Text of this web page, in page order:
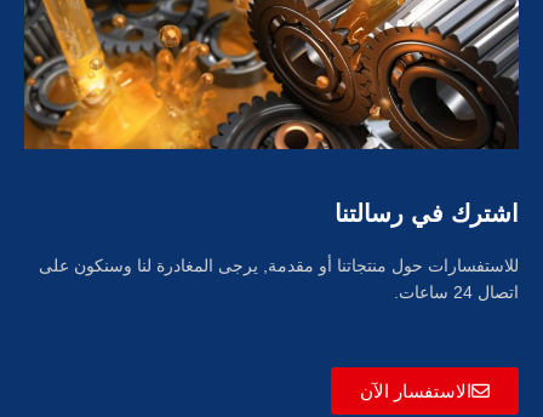
اشترك في رسالتنا
للاستفسارات حول منتجاتنا أو مقدمة, يرجى المغادرة لنا وسنكون على
اتصال 24 ساعات.
الاستفسار الآن